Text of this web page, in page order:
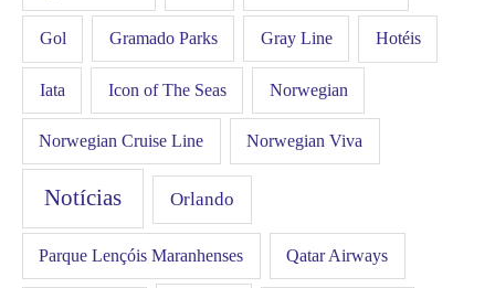
Gol Gramado Parks Gray Line Hotéis
Iata Icon of The Seas Norwegian
Norwegian Cruise Line Norwegian Viva
Notícias Orlando
Parque Lençóis Maranhenses Qatar Airways